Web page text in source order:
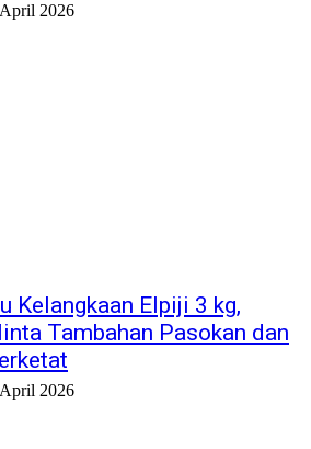
2026
Kelangkaan Elpiji 3 kg,
Tambahan Pasokan dan
2026